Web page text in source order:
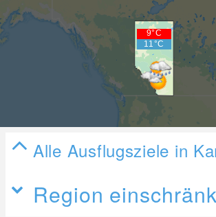
Alle Ausflugsziele in
Region